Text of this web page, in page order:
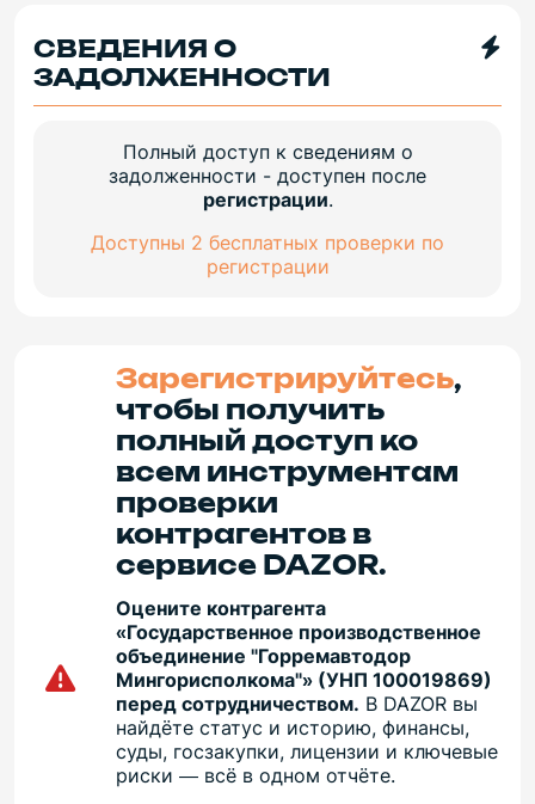
СВЕДЕНИЯ О
ЗАДОЛЖЕННОСТИ
Полный доступ к сведениям о
задолженности - доступен после
регистрации.
Доступны 2 бесплатных проверки по
регистрации
Зарегистрируйтесь,
чтобы получить
полный доступ ко
всем инструментам
проверки
контрагентов в
сервисе DAZOR.
Оцените контрагента
«Государственное производственное
объединение "Горремавтодор
Мингорисполкома"» (УНП 100019869)
перед сотрудничеством. В DAZOR вы
найдёте статус и историю, финансы,
суды, госзакупки, лицензии и ключевые
риски — всё в одном отчёте.